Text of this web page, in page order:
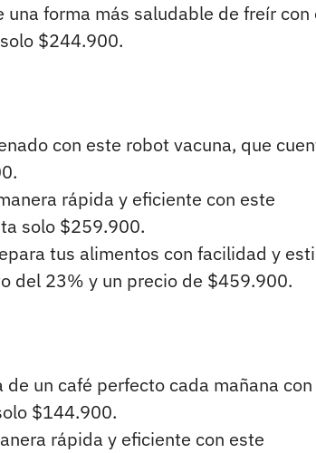
una forma más saludable de freír con
$244.900.
con este robot vacuna, que
rápida y eficiente con este
solo $259.900.
tus alimentos con facilidad y
del 23% y un precio de $459.900.
de un café perfecto cada mañana
$144.900.
rápida y eficiente con este